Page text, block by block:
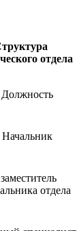
отдела
Должность
Начальник
заместитель
отдела